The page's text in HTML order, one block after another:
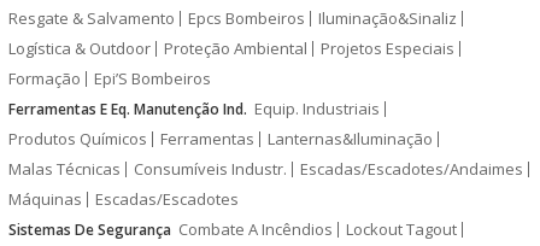
Resgate & Salvamento
Epcs Bombeiros
Iluminação&Sinaliz
Logística & Outdoor
Proteção Ambiental
Projetos Especiais
Formação
Epi’S Bombeiros
Ferramentas E Eq. Manutenção Ind. Equip. Industriais
Produtos Químicos
Ferramentas
Lanternas&Iluminação
Malas Técnicas
Consumíveis Industr.
Escadas/Escadotes/Andaimes
Máquinas
Escadas/Escadotes
Sistemas De Segurança Combate A Incêndios
Lockout Tagout